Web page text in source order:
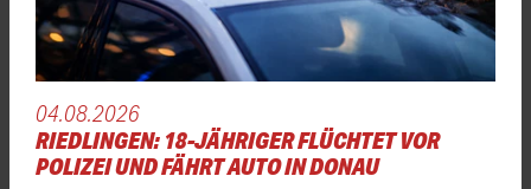
04.08.2026
RIEDLINGEN: 18-JÄHRIGER FLÜCHTET VOR
POLIZEI UND FÄHRT AUTO IN DONAU